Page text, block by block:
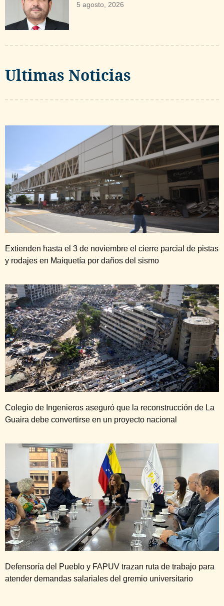
5 agosto, 2026
Ultimas Noticias
Extienden hasta el 3 de noviembre el cierre parcial de pistas
y rodajes en Maiquetía por daños del sismo
Colegio de Ingenieros aseguró que la reconstrucción de La
Guaira debe convertirse en un proyecto nacional
Defensoría del Pueblo y FAPUV trazan ruta de trabajo para
atender demandas salariales del gremio universitario